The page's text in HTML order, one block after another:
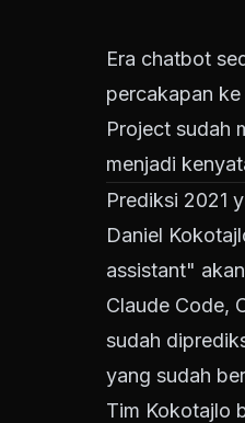
Era chatbot
percakapan
Project sudah
menjadi
Prediksi 2021
Daniel
assistant"
Claude Code,
sudah
yang sudah
Tim Kokotajlo